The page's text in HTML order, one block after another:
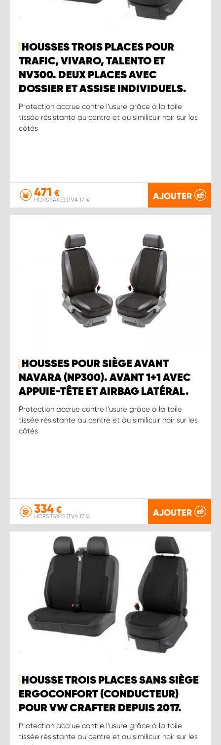
HOUSSES TROIS PLACES POUR
TRAFIC, VIVARO, TALENTO ET
NV300. DEUX PLACES AVEC
DOSSIER ET ASSISE INDIVIDUELS.
Protection accrue contre l’usure grâce à la toile
tissée résistante au centre et au similicuir noir sur les
côtés
471 €
HORS TAXES (TVA 17 %) AJOUTER
HOUSSES POUR SIÈGE AVANT
NAVARA (NP300). AVANT 1+1 AVEC
APPUIE-TÊTE ET AIRBAG LATÉRAL.
Protection accrue contre l’usure grâce à la toile
tissée résistante au centre et au similicuir noir sur les
côtés
334 €
HORS TAXES (TVA 17 %) AJOUTER
HOUSSE TROIS PLACES SANS SIÈGE
ERGOCONFORT (CONDUCTEUR)
POUR VW CRAFTER DEPUIS 2017.
Protection accrue contre l’usure grâce à la toile
tissée résistante au centre et au similicuir noir sur les